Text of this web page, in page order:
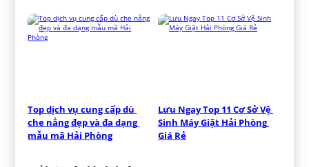
Top dịch vụ cung cấp dù
che nắng đẹp và đa dạng
mẫu mã Hải Phòng
Lưu Ngay Top 11 Cơ Sở Vệ
Sinh Máy Giặt Hải Phòng
Giá Rẻ